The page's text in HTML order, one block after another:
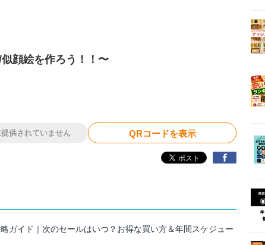
顔絵を作ろう！！〜
供されていません QRコードを表示
ガイド｜次のセールはいつ？お得な買い方＆年間スケジュー